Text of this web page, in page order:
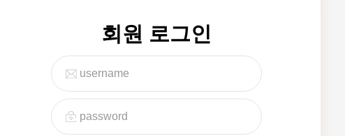
회원 로그인